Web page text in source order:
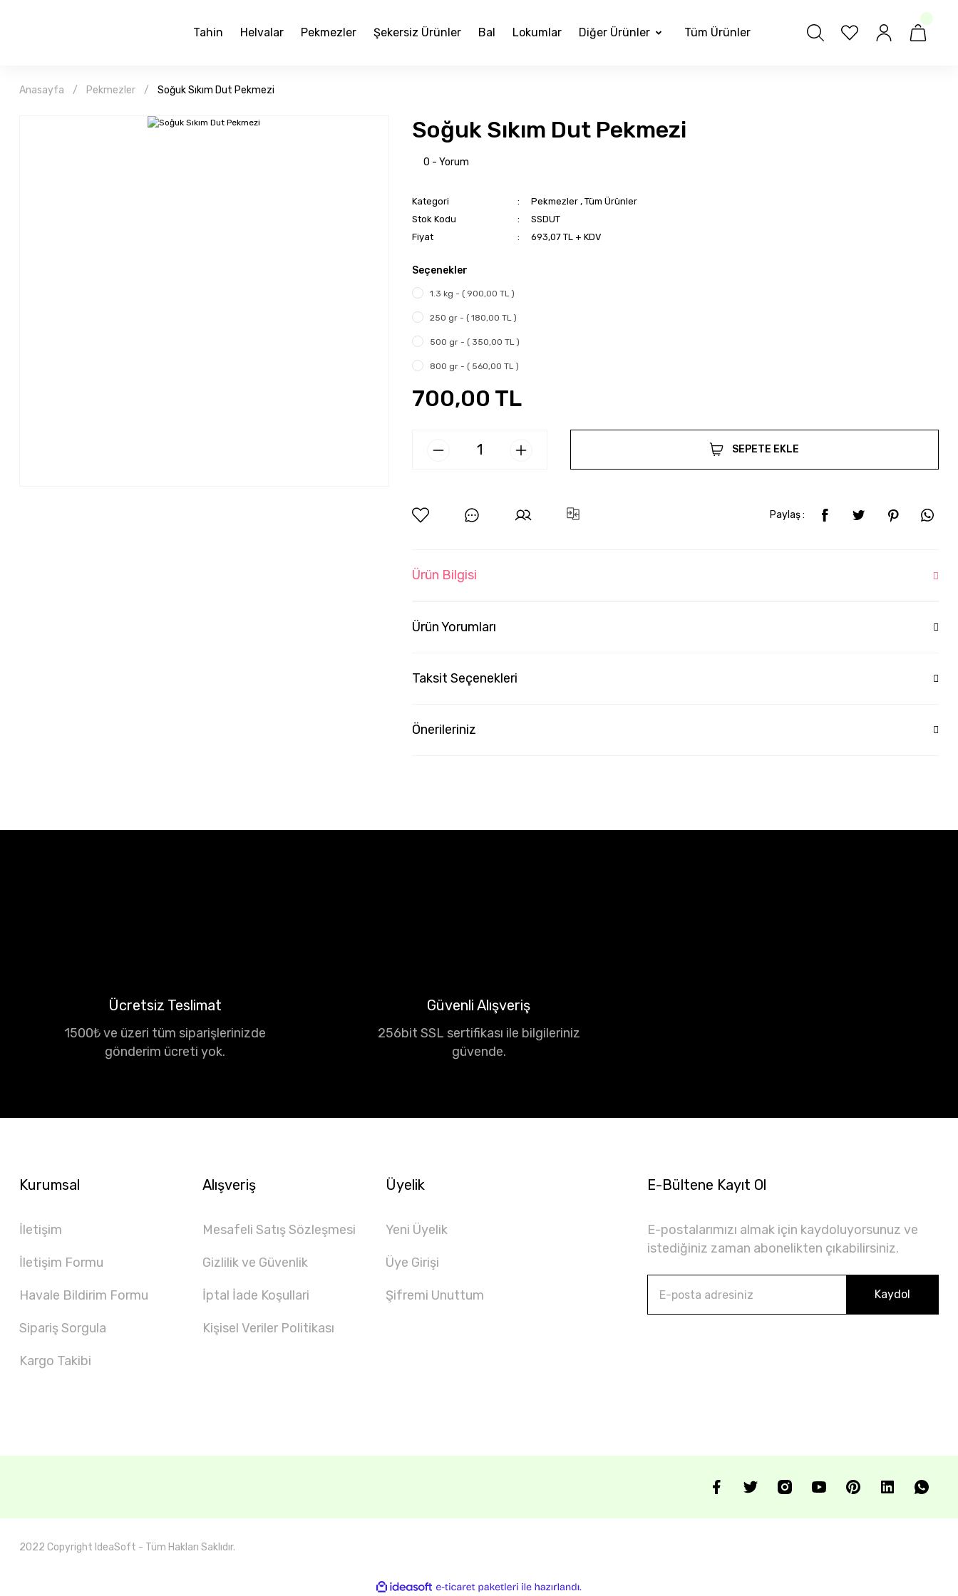
Tahin Helvalar Pekmezler Şekersiz Ürünler Bal Lokumlar Diğer Ürünler Tüm Ürünler
Anasayfa Pekmezler Soğuk Sıkım Dut Pekmezi
Soğuk Sıkım Dut Pekmezi
0 - Yorum
Kategori Pekmezler , Tüm Ürünler
Stok Kodu
SSDUT
Fiyat
693,07 TL + KDV
Seçenekler
1.3 kg - ( 900,00 TL )
250 gr - ( 180,00 TL )
500 gr - ( 350,00 TL )
800 gr - ( 560,00 TL )
700,00 TL
SEPETE EKLE
Paylaş :
Ürün Bilgisi
Ürün Yorumları
Taksit Seçenekleri
Önerileriniz
Ücretsiz Teslimat
1500₺ ve üzeri tüm siparişlerinizde
gönderim ücreti yok.
Güvenli Alışveriş
256bit SSL sertifikası ile bilgileriniz
güvende.
Kurumsal
İletişim
İletişim Formu
Havale Bildirim Formu
Sipariş Sorgula
Kargo Takibi
Alışveriş
Mesafeli Satış Sözleşmesi
Gizlilik ve Güvenlik
İptal İade Koşullari
Kişisel Veriler Politikası
Üyelik
Yeni Üyelik
Üye Girişi
Şifremi Unuttum
E-Bültene Kayıt Ol
E-postalarımızı almak için kaydoluyorsunuz ve
istediğiniz zaman abonelikten çıkabilirsiniz.
Kaydol
2022 Copyright IdeaSoft - Tüm Hakları Saklıdır.
ideasoft
e-